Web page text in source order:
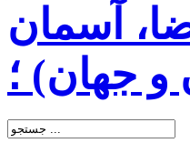
آسمان
و جهان) ؛